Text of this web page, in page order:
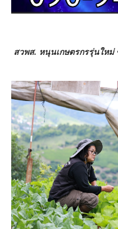
สวพส. หนุนเกษตรกรรุ่นใหม่